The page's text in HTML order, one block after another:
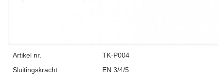
Artikel nr.
TK-P004
Sluitingskracht:
EN 3/4/5